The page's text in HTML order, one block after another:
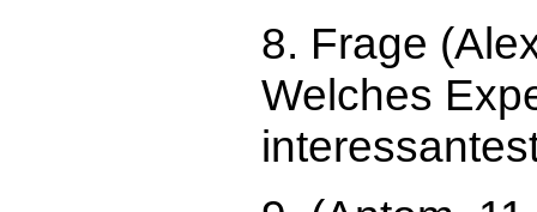
8. Frage
Welches